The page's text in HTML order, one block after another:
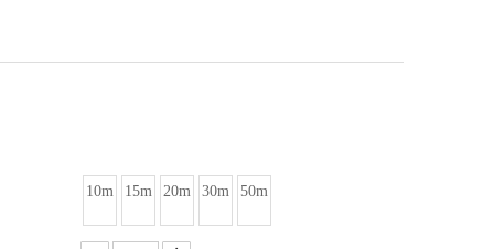
10m 15m 20m 30m 50m